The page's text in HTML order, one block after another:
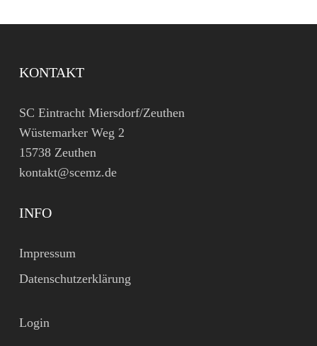
KONTAKT
SC Eintracht Miersdorf/Zeuthen
Wüstemarker Weg 2
15738 Zeuthen
kontakt@scemz.de
INFO
Impressum
Datenschutzerklärung
Login